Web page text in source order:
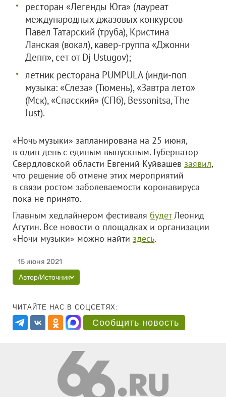
ресторан «Легенды Юга» (лауреат
международных джазовых конкурсов
Павел Татарский (труба), Кристина
Ланская (вокал), кавер-группа «Джонни
Депп», сет от Dj Ustugov);
летник ресторана PUMPULA (инди-поп
музыка: «Слеза» (Тюмень), «Завтра лето»
(Мск), «Спасский» (СПб), Bessonitsa, The
Just).
«Ночь музыки» запланирована на 25 июня,
в один день с единым выпускным. Губернатор
Свердловской области Евгений Куйвашев заявил,
что решение об отмене этих мероприятий
в связи ростом заболеваемости коронавируса
пока не принято.
Главным хедлайнером фестиваля будетЛеонид
Агутин. Все новости о площадках и организации
«Ночи музыки» можно найти здесь.
15 июня 2021
Автор/Источник
ЧИТАЙТЕ НАС В СОЦСЕТЯХ:
Сообщить новость